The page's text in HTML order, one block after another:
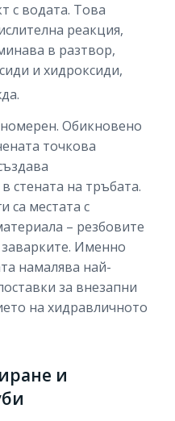
с водата. Това
реакция,
в разтвор,
и хидроксиди,
Обикновено
точкова
стената на тръбата.
са местата с
– резбовите
Именно
намалява най-
за внезапни
на хидравличното
и